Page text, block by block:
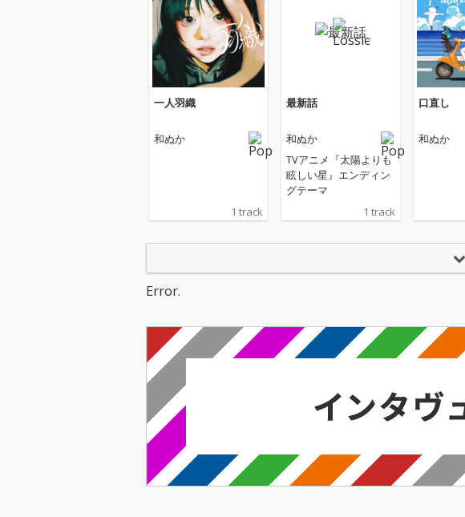
一人羽織
和ぬか
1 track
最新話
和ぬか
TVアニメ『太陽よりも
眩しい星』エンディン
グテーマ
1 track
口直し
和ぬか
Error.